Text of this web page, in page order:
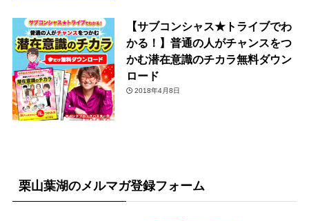
【サブコンシャス★トライブでわ
かる！】普通の人がチャンスをつ
かむ潜在意識のチカラ無料ダウン
ロード
2018年4月8日
栗山葉湖のメルマガ登録フォーム